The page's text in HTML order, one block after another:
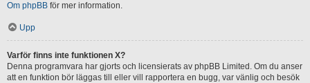
Om phpBB för mer information.
Upp
Varför finns inte funktionen X?
Denna programvara har gjorts och licensierats av phpBB Limited. Om du anser
att en funktion bör läggas till eller vill rapportera en bugg, var vänlig och besök